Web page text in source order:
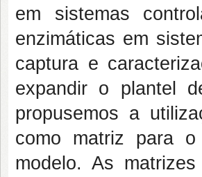
em sistemas
enzimáticas em
captura e
expandir o plantel
propusemos a
como matriz para
modelo. As